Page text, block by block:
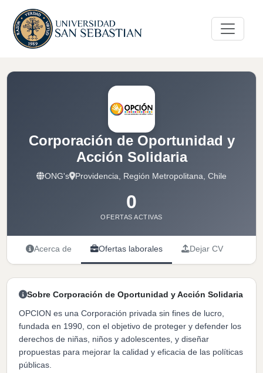
Corporación de Oportunidad y
Acción Solidaria
ONG's Providencia, Región Metropolitana, Chile
0
OFERTAS ACTIVAS
Acerca de Ofertas laborales Dejar CV
Sobre Corporación de Oportunidad y Acción Solidaria
OPCION es una Corporación privada sin fines de lucro,
fundada en 1990, con el objetivo de proteger y defender los
derechos de niñas, niños y adolescentes, y diseñar
propuestas para mejorar la calidad y eficacia de las políticas
públicas.